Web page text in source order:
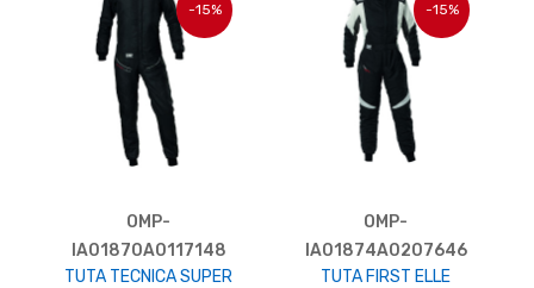
-15%
OMP-
IA01870A0117148
TUTA TECNICA SUPER
-15%
OMP-
IA01874A0207646
TUTA FIRST ELLE